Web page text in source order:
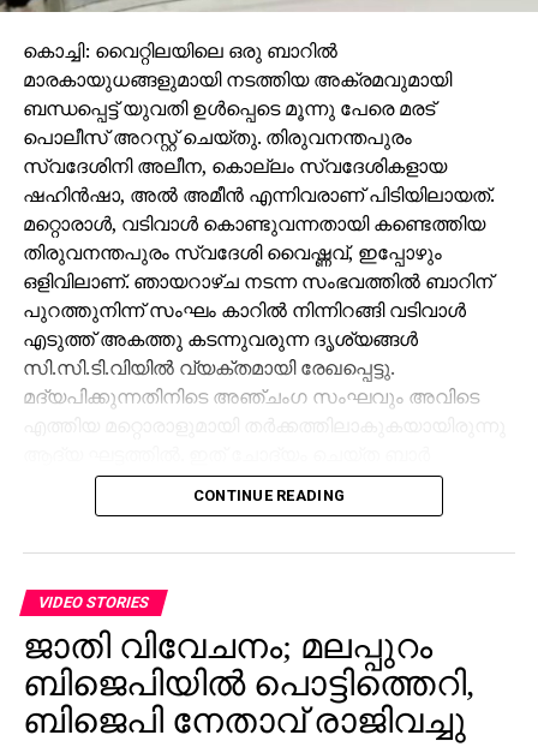
കൊച്ചി: വൈറ്റിലയിലെ ഒരു ബാറില്‍
മാരകായുധങ്ങളുമായി നടത്തിയ അക്രമവുമായി
ബന്ധപ്പെട്ട് യുവതി ഉള്‍പ്പെടെ മൂന്നു പേരെ മരട്
പൊലീസ് അറസ്റ്റ് ചെയ്തു. തിരുവനന്തപുരം
സ്വദേശിനി അലീന, കൊല്ലം സ്വദേശികളായ
ഷഹിന്‍ഷാ, അല്‍ അമീന്‍ എന്നിവരാണ് പിടിയിലായത്.
മറ്റൊരാള്‍, വടിവാള്‍ കൊണ്ടുവന്നതായി കണ്ടെത്തിയ
തിരുവനന്തപുരം സ്വദേശി വൈഷ്ണവ്, ഇപ്പോഴും
ഒളിവിലാണ്. ഞായറാഴ്ച നടന്ന സംഭവത്തില്‍ ബാറിന്
പുറത്തുനിന്ന് സംഘം കാറില്‍ നിന്നിറങ്ങി വടിവാള്‍
എടുത്ത് അകത്തു കടന്നുവരുന്ന ദൃശ്യങ്ങള്‍
സി.സി.ടി.വിയില്‍ വ്യക്തമായി രേഖപ്പെട്ടു.
മദ്യപിക്കുന്നതിനിടെ അഞ്ചംഗ സംഘവും അവിടെ
ജീവനക്കാരുമായി സംഘര്‍ഷം ശക്തമായി. പ്രതികളുടെ
സംഘം ആദ്യം ബാറില്‍ നിന്ന് പുറത്തുപോയെങ്കിലും,
ജീവനക്കാര്‍ക്ക് മര്‍ദനമേല്‍ക്കുകയും അക്രമം
ആവര്‍ത്തിച്ച് അഞ്ചുതവണ വരെ തിരിച്ചെത്തി
ആക്രമണം നടത്തിയതായും ബാര്‍ ഉടമ നല്‍കിയ
പരാതിയില്‍ പറയുന്നു. വിദ്യാഭ്യാസ
ആവശ്യങ്ങള്‍ക്കായി എറണാകുളത്ത് എത്തിയവരാണ്
പ്രതികളെന്ന് പൊലീസ് കണ്ടെത്തിയിട്ടുണ്ട്.
CONTINUE READING
VIDEO STORIES
ജാതി വിവേചനം; മലപ്പുറം
ബിജെപിയില്‍ പൊട്ടിത്തെറി,
ബിജെപി നേതാവ് രാജിവച്ചു